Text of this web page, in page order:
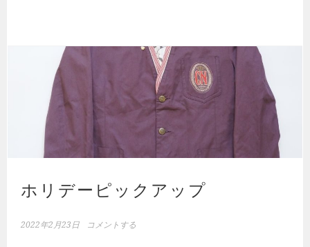
er o
ok
r
ホリデーピックアップ
2022年2月23日 コメントする